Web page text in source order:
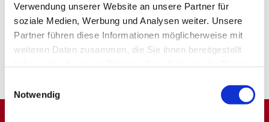
Verwendung unserer Website an unsere Partner für
soziale Medien, Werbung und Analysen weiter. Unsere
Partner führen diese Informationen möglicherweise mit
weiteren Daten zusammen, die Sie ihnen bereitgestellt
Notwendig